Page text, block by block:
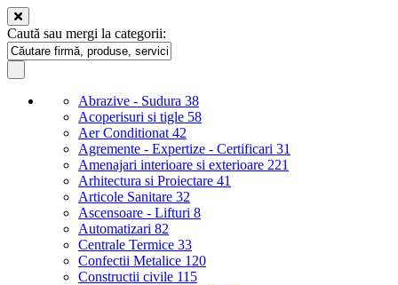
Caută sau mergi la categorii:
Abrazive - Sudura 38
Acoperisuri si tigle 58
Aer Conditionat 42
Agremente - Expertize - Certificari 31
Amenajari interioare si exterioare 221
Arhitectura si Proiectare 41
Articole Sanitare 32
Ascensoare - Lifturi 8
Automatizari 82
Centrale Termice 33
Confectii Metalice 120
Constructii civile 115